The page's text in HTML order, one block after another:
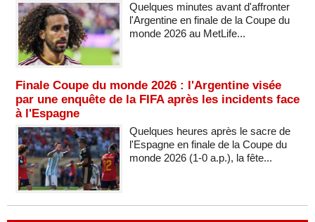
Quelques minutes avant d'affronter
l'Argentine en finale de la Coupe du
monde 2026 au MetLife...
Finale Coupe du monde 2026 : l'Argentine visée
par une enquête de la FIFA après les incidents face
à l'Espagne
Quelques heures après le sacre de
l'Espagne en finale de la Coupe du
monde 2026 (1-0 a.p.), la fête...